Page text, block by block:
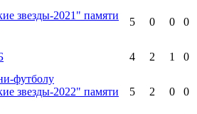
звезды-2021" памяти
5 0 0 0
4 2 1
0
футболу
звезды-2022" памяти
5 2 0 0